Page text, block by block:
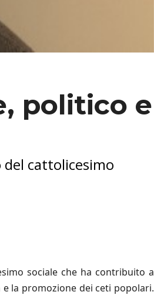
politico e
cattolicesimo
sociale che ha contribuito a
la promozione dei ceti popolari.